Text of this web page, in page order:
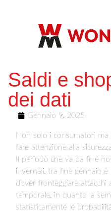
Saldi e
dei dati
Gennaio 9, 2025
Non solo i consumatori
fare attenzione alla
Il periodo che va da fine
invernali, tra fine gennaio
dover fronteggiare attacchi
temporale, in quanto la
statisticamente le